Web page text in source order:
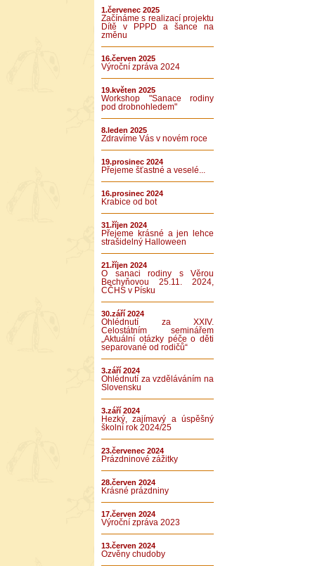
1.červenec 2025
Začínáme s realizací projektu
Dítě v PPPD a šance na
změnu
16.červen 2025
Výroční zpráva 2024
19.květen 2025
Workshop "Sanace rodiny
pod drobnohledem"
8.leden 2025
Zdravíme Vás v novém roce
19.prosinec 2024
Přejeme šťastné a veselé...
16.prosinec 2024
Krabice od bot
31.říjen 2024
Přejeme krásné a jen lehce
strašidelný Halloween
21.říjen 2024
O sanaci rodiny s Věrou
Bechyňovou 25.11. 2024,
CČHS v Písku
30.září 2024
Ohlédnutí za XXIV.
Celostátním seminářem
„Aktuální otázky péče o děti
separované od rodičů“
3.září 2024
Ohlédnutí za vzděláváním na
Slovensku
3.září 2024
Hezký, zajímavý a úspěšný
školní rok 2024/25
23.červenec 2024
Prázdninové zážitky
28.červen 2024
Krásné prázdniny
17.červen 2024
Výroční zpráva 2023
13.červen 2024
Ozvěny chudoby